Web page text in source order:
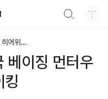
뜨거운청춘! 여행의희열!! 트립투고!!! 히어위고!!!!/드론과 여행
이징 먼터우